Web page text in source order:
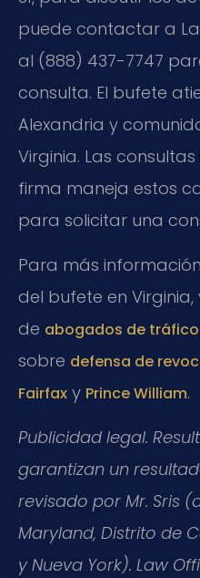
puede contactar a
al (888) 437-7747
consulta. El bufete
Alexandria y
Virginia. Las
firma maneja estos
para solicitar una
Para más
del bufete en
de abogados de tráfico
sobre defensa de
Fairfax y Prince William.
Publicidad legal.
garantizan un
revisado por Mr. Sris
Maryland, Distrito de
y Nueva York). Law